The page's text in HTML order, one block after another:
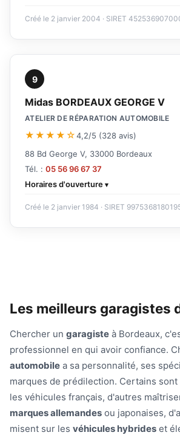
Créé le 2 janvier 2004 · SIRET
9
Midas BORDEAUX GEORGE V
ATELIER DE RÉPARATION AUTOMOBILE
★★★★☆4,2/5 (328 avis)
88 Bd George V, 33000 Bordeaux
Tél. : 05 56 96 67 37
Horaires d'ouverture
Créé le 2 janvier 1984 · SIRET
Les meilleurs garagistes
Chercher un garagiste à Bordeaux,
professionnel en qui avoir confiance.
automobile a sa personnalité, ses
marques de prédilection. Certains sont
les véhicules français, d'autres
marques allemandes ou japonaises,
misent sur les véhicules hybrides et